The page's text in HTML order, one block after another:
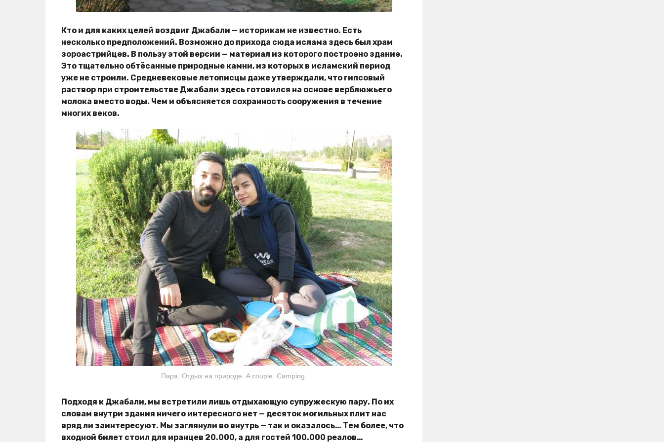
Кто и для каких целей воздвиг Джабали — историкам не известно. Есть
несколько предположений. Возможно до прихода сюда ислама здесь был храм
зороастрийцев. В пользу этой версии — материал из которого построено здание.
Это тщательно обтёсанные природные камни, из которых в исламский период
уже не строили. Средневековые летописцы даже утверждали, что гипсовый
раствор при строительстве Джабали здесь готовился на основе верблюжьего
молока вместо воды. Чем и объясняется сохранность сооружения в течение
многих веков.
Пара. Отдых на природе. A couple. Camping.
Подходя к Джабали, мы встретили лишь отдыхающую супружескую пару. По их
словам внутри здания ничего интересного нет — десяток могильных плит нас
вряд ли заинтересуют. Мы заглянули во внутрь — так и оказалось… Тем более, что
входной билет стоил для иранцев 20.000, а для гостей 100.000 реалов…